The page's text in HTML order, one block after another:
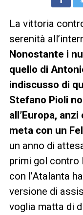
La vittoria
serenità
Nonostante i
quello di
indiscusso di
Stefano Pioli
all’Europa,
meta con un
un anno di
primi gol contro
con l’Atalanta
versione di
voglia matta di